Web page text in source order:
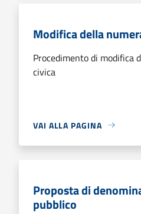
Modifica della
Procedimento di modifica
civica
VAI ALLA PAGINA
Proposta di
pubblico